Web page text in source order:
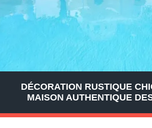
DÉCORATION RUSTIQUE
MAISON AUTHENTIQUE